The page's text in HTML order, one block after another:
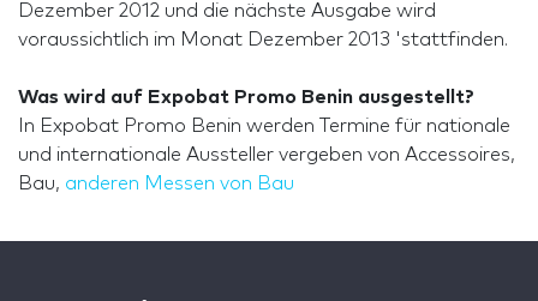
Dezember 2012 und die nächste Ausgabe wird
voraussichtlich im Monat Dezember 2013 'stattfinden.
Was wird auf Expobat Promo Benin ausgestellt?
In Expobat Promo Benin werden Termine für nationale
und internationale Aussteller vergeben von Accessoires,
Bau, anderen Messen von Bau